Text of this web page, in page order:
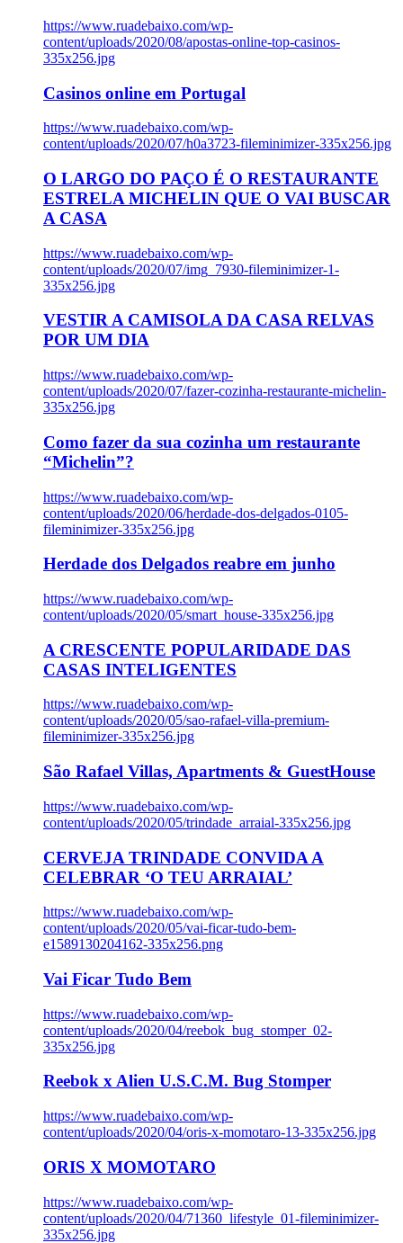
https://www.ruadebaixo.com/wp-
content/uploads/2020/08/apostas-online-top-casinos-
335x256.jpg
Casinos online em Portugal
https://www.ruadebaixo.com/wp-
content/uploads/2020/07/h0a3723-fileminimizer-335x256.jpg
O LARGO DO PAÇO É O RESTAURANTE
ESTRELA MICHELIN QUE O VAI BUSCAR
A CASA
https://www.ruadebaixo.com/wp-
content/uploads/2020/07/img_7930-fileminimizer-1-
335x256.jpg
VESTIR A CAMISOLA DA CASA RELVAS
POR UM DIA
https://www.ruadebaixo.com/wp-
content/uploads/2020/07/fazer-cozinha-restaurante-michelin-
335x256.jpg
Como fazer da sua cozinha um restaurante
“Michelin”?
https://www.ruadebaixo.com/wp-
content/uploads/2020/06/herdade-dos-delgados-0105-
fileminimizer-335x256.jpg
Herdade dos Delgados reabre em junho
https://www.ruadebaixo.com/wp-
content/uploads/2020/05/smart_house-335x256.jpg
A CRESCENTE POPULARIDADE DAS
CASAS INTELIGENTES
https://www.ruadebaixo.com/wp-
content/uploads/2020/05/sao-rafael-villa-premium-
fileminimizer-335x256.jpg
São Rafael Villas, Apartments & GuestHouse
https://www.ruadebaixo.com/wp-
content/uploads/2020/05/trindade_arraial-335x256.jpg
CERVEJA TRINDADE CONVIDA A
CELEBRAR ‘O TEU ARRAIAL’
https://www.ruadebaixo.com/wp-
content/uploads/2020/05/vai-ficar-tudo-bem-
e1589130204162-335x256.png
Vai Ficar Tudo Bem
https://www.ruadebaixo.com/wp-
content/uploads/2020/04/reebok_bug_stomper_02-
335x256.jpg
Reebok x Alien U.S.C.M. Bug Stomper
https://www.ruadebaixo.com/wp-
content/uploads/2020/04/oris-x-momotaro-13-335x256.jpg
ORIS X MOMOTARO
https://www.ruadebaixo.com/wp-
content/uploads/2020/04/71360_lifestyle_01-fileminimizer-
335x256.jpg